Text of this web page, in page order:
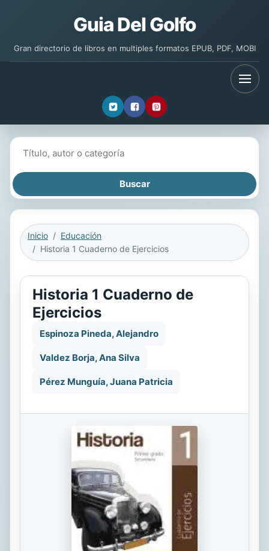
Guia Del Golfo
Gran directorio de libros en multiples formatos EPUB, PDF, MOBI
Inicio
Educación
Historia 1 Cuaderno de Ejercicios
Historia 1 Cuaderno de
Ejercicios
Espinoza Pineda, Alejandro
Valdez Borja, Ana Silva
Pérez Munguía, Juana Patricia